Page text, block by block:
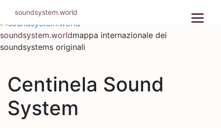
contenuto
soundsystem.worldmappa internazionale dei
soundsystems originali
Centinela Sound
System
soundsystem.world